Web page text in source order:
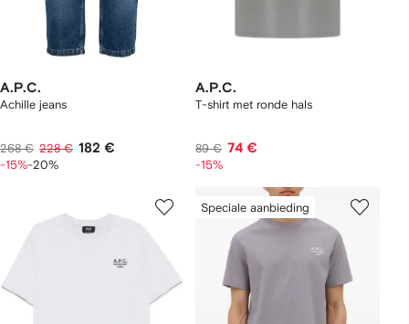
A.P.C.
Achille jeans
268 € 228 € 182 €
-15%-20%
A.P.C.
T-shirt met ronde hals
89 € 74 €
-15%
Speciale aanbieding